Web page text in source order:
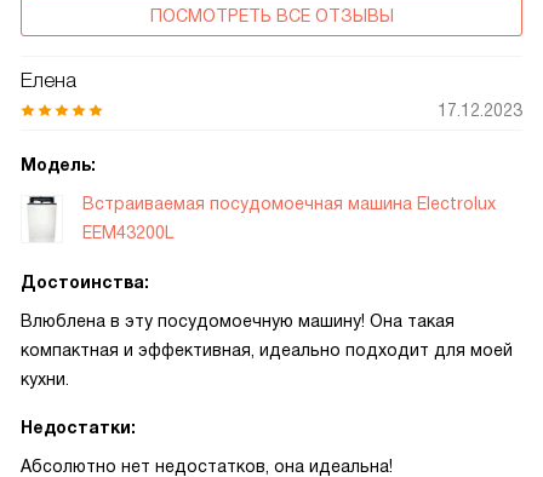
ПОСМОТРЕТЬ ВСЕ ОТЗЫВЫ
Елена
17.12.2023
Модель:
Встраиваемая посудомоечная машина Electrolux
EEM43200L
Достоинства:
Влюблена в эту посудомоечную машину! Она такая
компактная и эффективная, идеально подходит для моей
кухни.
Недостатки:
Абсолютно нет недостатков, она идеальна!